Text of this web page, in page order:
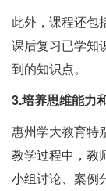
此外，课程还包
课后复习已学知
到的知识点。
3.培养思维能力
惠州学大教育特
教学过程中，教
小组讨论、案例